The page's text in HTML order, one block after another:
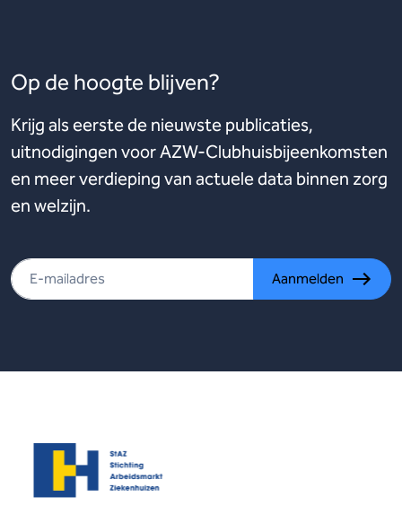
Op de hoogte blijven?
Krijg als eerste de nieuwste publicaties,
uitnodigingen voor AZW-Clubhuisbijeenkomsten
en meer verdieping van actuele data binnen zorg
en welzijn.
Aanmelden